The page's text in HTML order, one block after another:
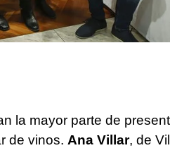
la mayor parte de
de vinos. Ana Villar, de